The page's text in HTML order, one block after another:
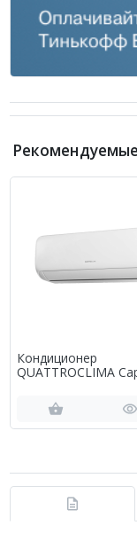
Кондиционер
QUATTROCLIMA